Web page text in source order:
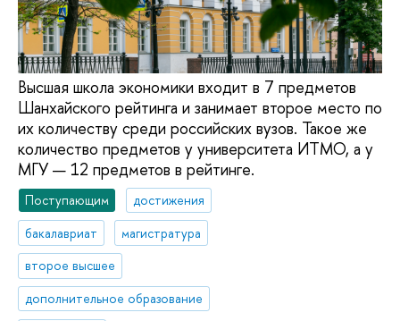
Высшая школа экономики входит в 7 предметов
Шанхайского рейтинга и занимает второе место по
их количеству среди российских вузов. Такое же
количество предметов у университета ИТМО, а у
МГУ — 12 предметов в рейтинге.
Поступающим
достижения
бакалавриат
магистратура
второе высшее
дополнительное образование